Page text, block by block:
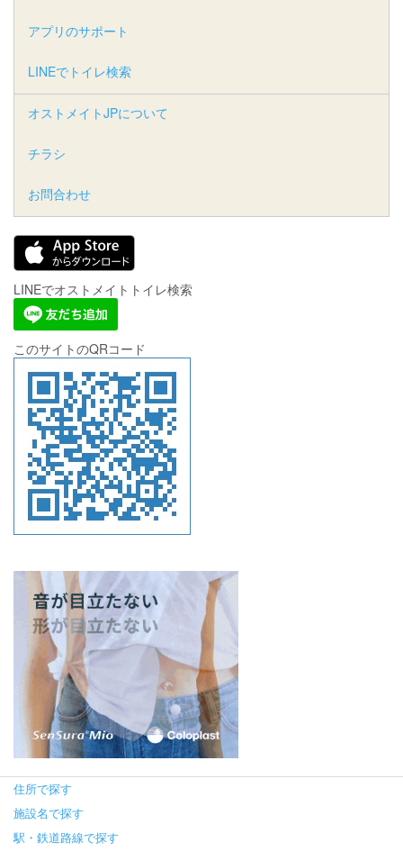
アプリのサポート
LINEでトイレ検索
オストメイトJPについて
チラシ
お問合わせ
LINEでオストメイトトイレ検索
このサイトのQRコード
住所で探す
施設名で探す
駅・鉄道路線で探す